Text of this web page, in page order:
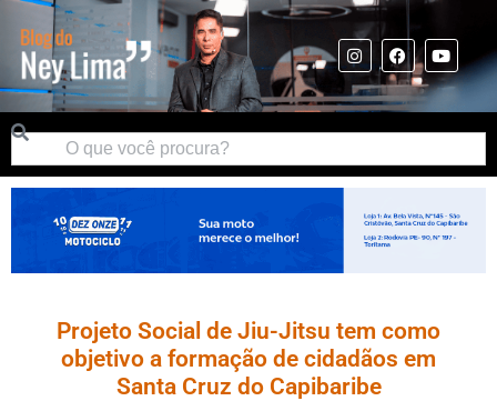
Projeto Social de Jiu-Jitsu tem como
objetivo a formação de cidadãos em
Santa Cruz do Capibaribe